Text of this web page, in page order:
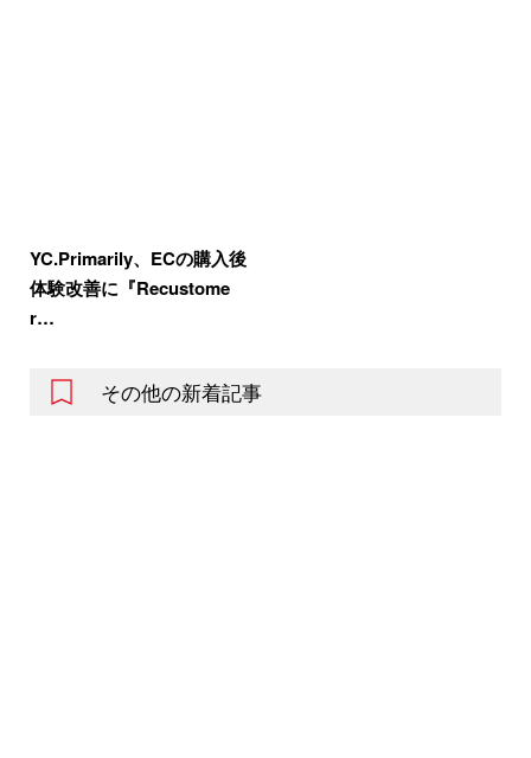
YC.Primarily、ECの購入後
体験改善に『Recustome
r…
その他の新着記事